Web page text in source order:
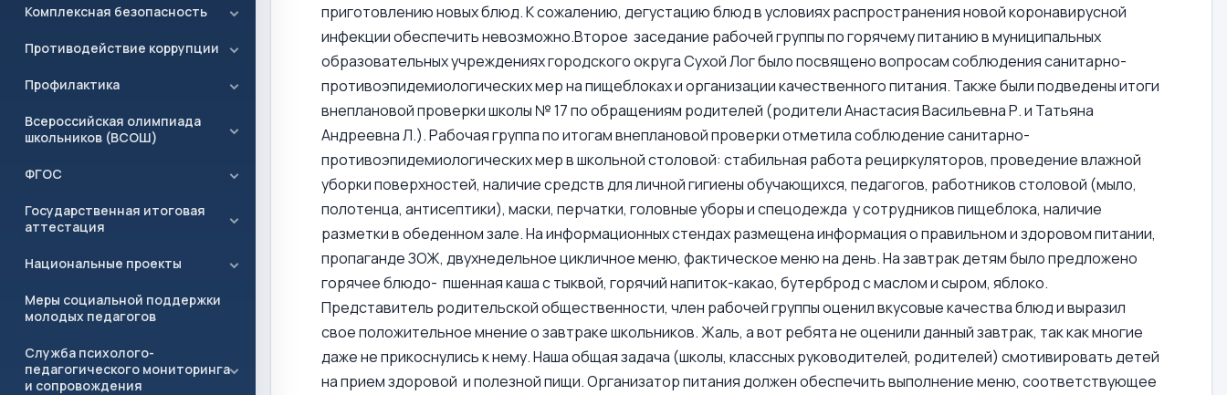
Комплексная безопасность
Противодействие коррупции
Профилактика
Всероссийская олимпиада
школьников (ВСОШ)
ФГОС
Государственная итоговая
аттестация
Национальные проекты
Меры социальной поддержки
молодых педагогов
Служба психолого-
педагогического мониторинга
и сопровождения
приготовлению новых блюд. К сожалению, дегустацию блюд в условиях распространения новой коронавирусной
инфекции обеспечить невозможно.Второе заседание рабочей группы по горячему питанию в муниципальных
образовательных учреждениях городского округа Сухой Лог было посвящено вопросам соблюдения санитарно-
противоэпидемиологических мер на пищеблоках и организации качественного питания. Также были подведены итоги
внеплановой проверки школы № 17 по обращениям родителей (родители Анастасия Васильевна Р. и Татьяна
Андреевна Л.). Рабочая группа по итогам внеплановой проверки отметила соблюдение санитарно-
противоэпидемиологических мер в школьной столовой: стабильная работа рециркуляторов, проведение влажной
уборки поверхностей, наличие средств для личной гигиены обучающихся, педагогов, работников столовой (мыло,
полотенца, антисептики), маски, перчатки, головные уборы и спецодежда у сотрудников пищеблока, наличие
разметки в обеденном зале. На информационных стендах размещена информация о правильном и здоровом питании,
пропаганде ЗОЖ, двухнедельное цикличное меню, фактическое меню на день. На завтрак детям было предложено
горячее блюдо- пшенная каша с тыквой, горячий напиток-какао, бутерброд с маслом и сыром, яблоко.
Представитель родительской общественности, член рабочей группы оценил вкусовые качества блюд и выразил
свое положительное мнение о завтраке школьников. Жаль, а вот ребята не оценили данный завтрак, так как многие
даже не прикоснулись к нему. Наша общая задача (школы, классных руководителей, родителей) смотивировать детей
на прием здоровой и полезной пищи. Организатор питания должен обеспечить выполнение меню, соответствующее